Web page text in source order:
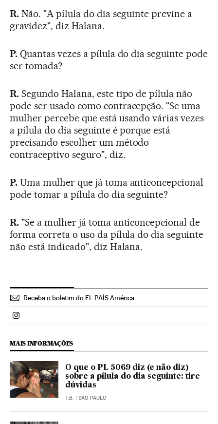
R.Não. "A pílula do dia seguinte previne a
gravidez", diz Halana.
P.Quantas vezes a pílula do dia seguinte pode
ser tomada?
R.Segundo Halana, este tipo de pílula não
pode ser usado como contracepção. "Se uma
mulher percebe que está usando várias vezes
a pílula do dia seguinte é porque está
precisando escolher um método
contraceptivo seguro", diz.
P.Uma mulher que já toma anticoncepcional
pode tomar a pílula do dia seguinte?
R."Se a mulher já toma anticoncepcional de
forma correta o uso da pílula do dia seguinte
não está indicado", diz Halana.
Receba o boletim do EL PAÍS América
Politica El País Brasil en Instagram
MAIS INFORMAÇÕES
O que o PL 5069 diz (e não diz)
sobre a pílula do dia seguinte: tire
dúvidas
T.B. | SÃO PAULO